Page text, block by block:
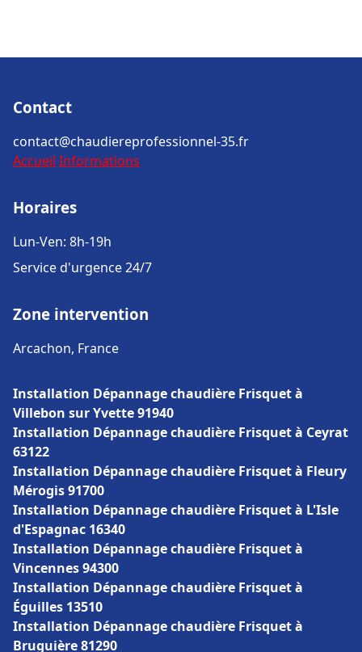
Contact
contact@chaudiereprofessionnel-35.fr
Accueil Informations
Horaires
Lun-Ven: 8h-19h
Service d'urgence 24/7
Zone intervention
Arcachon, France
Installation Dépannage chaudière Frisquet à
Villebon sur Yvette 91940
Installation Dépannage chaudière Frisquet à Ceyrat
63122
Installation Dépannage chaudière Frisquet à Fleury
Mérogis 91700
Installation Dépannage chaudière Frisquet à L'Isle
d'Espagnac 16340
Installation Dépannage chaudière Frisquet à
Vincennes 94300
Installation Dépannage chaudière Frisquet à
Éguilles 13510
Installation Dépannage chaudière Frisquet à
Bruguière 81290